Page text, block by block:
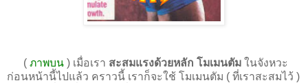
( ภาพบน ) เมื่อเรา สะสมแรงด้วยหลัก โมเมนตัม ในจังหวะ
ก่อนหน้านี้ไปแล้ว คราวนี้ เราก็จะใช้ โมเมนตัม ( ที่เราสะสมไว้ )